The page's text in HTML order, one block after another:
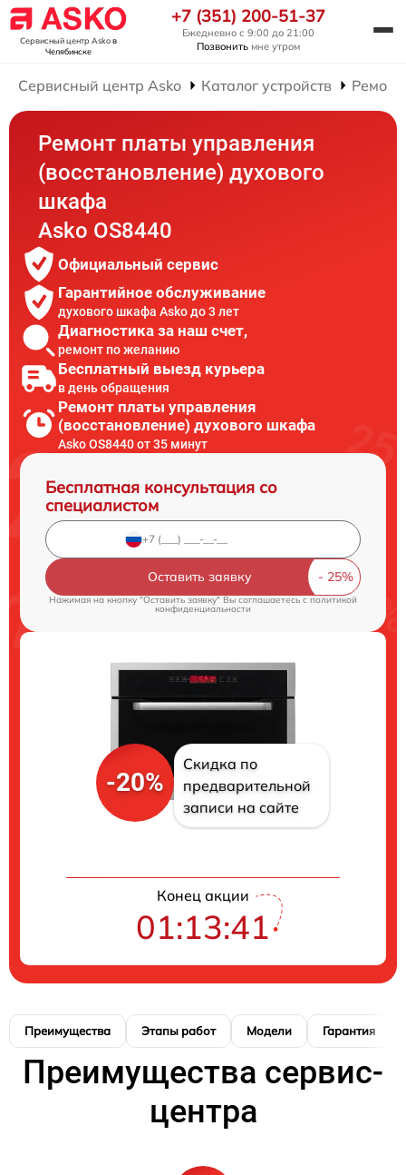
Сервисный центр Askoв
Челябинске
+7 (351) 200-51-37
Ежедневно с 9:00 до 21:00
Позвонить мне утром
Сервисный центр Asko Каталог устройств
Ремонт платы управления
(восстановление) духового
шкафа
Asko OS8440
Официальный сервис
Гарантийное обслуживание
духового шкафа Asko до 3 лет
Диагностика за наш счет,
ремонт по желанию
Бесплатный выезд курьера
в день обращения
Ремонт платы управления
(восстановление) духового шкафа
Asko OS8440 от 35 минут
Бесплатная консультация со
специалистом
Оставить заявку
Нажимая на кнопку "Оставить заявку" Вы соглашаетесь cполитикой
конфиденциальности
-20%
Скидка по
предварительной
записи на сайте
Конец акции
01:13:40
Преимущества Этапы работ Модели Гарантия
Преимущества сервис-
центра